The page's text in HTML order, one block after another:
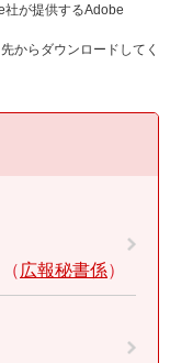
社が提供するAdobe
からダウンロードしてく
広報秘書係